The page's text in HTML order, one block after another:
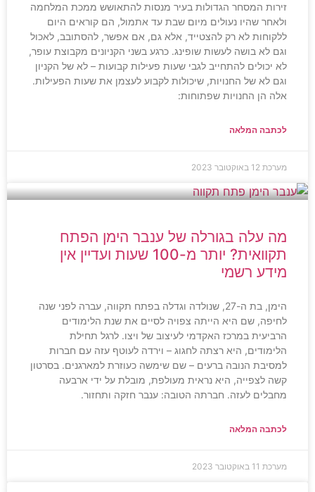
זירות המסחר הגדולות בעיר מנסות להתאושש ממכת המלחמה
ולאחר שהיו נעולים מיום שבת עד אתמול, הם קוראים היום
ללקוחות לא רק להצטייד, אלא גם, אם אפשר, להסתובב, לאכול
וגם לא בושה לעשות שופינג. כרגע בשני הקניונים מקבוצת עופר,
לא יכולים להתחייב לגבי שעות פעילות קבועות – לא של הקניון
וגם לא של החנויות, שיכולות לקבוע לעצמן את שעות הפעילות.
אלה הן החנויות שפתוחות:
לכתבה המלאה
מערכת 12 באוקטובר 2023
מה עלה בגורלה של ענבר הימן הפתח
תקוואית? יותר מ-100 שעות ועדיין אין
מידע רשמי
הימן, בת ה-27, שנולדה וגדלה בפתח תקווה, עברה לפני שנה
לחיפה, שם היא הייתה צפויה לסיים את שנת הלימודים
הרביעית במרכז האקדמי לעיצוב של ויצו. לרגל תחילת
הלימודים, היא רצתה לחגוג – וירדה לעוטף עזה עם חברות
למסיבת הנובה ברעים – שם שימשה כעוזרת למארגנים. בסרטון
קשה לצפייה, היא נראית מעולפת, מובלת על ידי ארבעה
מחבלים לעזה. חברתה הטובה: ענבר חזקה ותחזור.
לכתבה המלאה
מערכת 11 באוקטובר 2023